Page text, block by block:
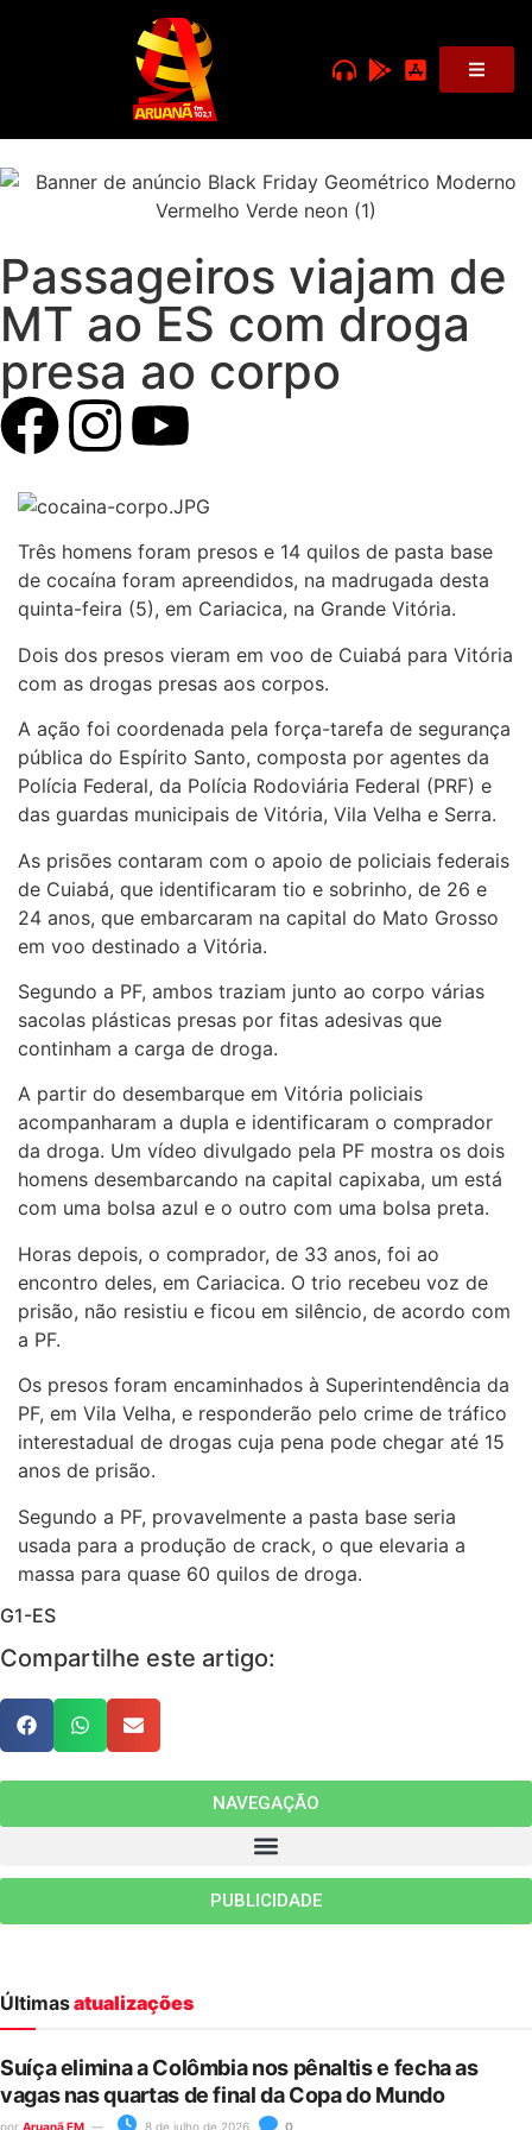
Passageiros viajam de
MT ao ES com droga
presa ao corpo
Três homens foram presos e 14 quilos de pasta base
de cocaína foram apreendidos, na madrugada desta
quinta-feira (5), em Cariacica, na Grande Vitória.
Dois dos presos vieram em voo de Cuiabá para Vitória
com as drogas presas aos corpos.
A ação foi coordenada pela força-tarefa de segurança
pública do Espírito Santo, composta por agentes da
Polícia Federal, da Polícia Rodoviária Federal (PRF) e
das guardas municipais de Vitória, Vila Velha e Serra.
As prisões contaram com o apoio de policiais federais
de Cuiabá, que identificaram tio e sobrinho, de 26 e
24 anos, que embarcaram na capital do Mato Grosso
em voo destinado a Vitória.
Segundo a PF, ambos traziam junto ao corpo várias
sacolas plásticas presas por fitas adesivas que
continham a carga de droga.
A partir do desembarque em Vitória policiais
acompanharam a dupla e identificaram o comprador
da droga. Um vídeo divulgado pela PF mostra os dois
homens desembarcando na capital capixaba, um está
com uma bolsa azul e o outro com uma bolsa preta.
Horas depois, o comprador, de 33 anos, foi ao
encontro deles, em Cariacica. O trio recebeu voz de
prisão, não resistiu e ficou em silêncio, de acordo com
a PF.
Os presos foram encaminhados à Superintendência da
PF, em Vila Velha, e responderão pelo crime de tráfico
interestadual de drogas cuja pena pode chegar até 15
anos de prisão.
Segundo a PF, provavelmente a pasta base seria
usada para a produção de crack, o que elevaria a
massa para quase 60 quilos de droga.
G1-ES
Compartilhe este artigo:
NAVEGAÇÃO
PUBLICIDADE
Últimasatualizações
Suíça elimina a Colômbia nos pênaltis e fecha as
vagas nas quartas de final da Copa do Mundo
por Aruanã FM 8 de julho de 2026 0